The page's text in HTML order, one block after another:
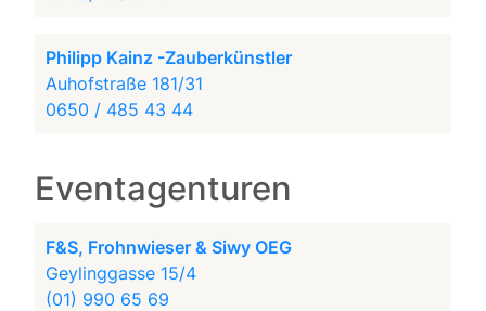
Philipp Kainz -Zauberkünstler
Auhofstraße 181/31
0650 / 485 43 44
Eventagenturen
F&S, Frohnwieser & Siwy OEG
Geylinggasse 15/4
(01) 990 65 69